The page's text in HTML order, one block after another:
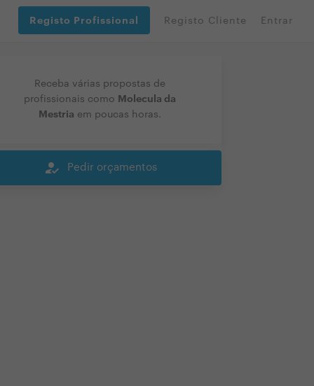
Registo Profissional Registo Cliente Entrar
Receba várias propostas de
profissionais como Molecula da
Mestria em poucas horas.
how_to_reg Pedir orçamentos